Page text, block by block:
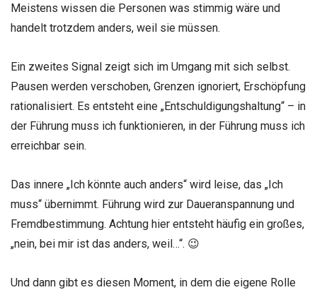
Meistens wissen die Personen was stimmig wäre und
handelt trotzdem anders, weil sie müssen.
Ein zweites Signal zeigt sich im Umgang mit sich selbst.
Pausen werden verschoben, Grenzen ignoriert, Erschöpfung
rationalisiert. Es entsteht eine „Entschuldigungshaltung“ – in
der Führung muss ich funktionieren, in der Führung muss ich
erreichbar sein.
Das innere „Ich könnte auch anders“ wird leise, das „Ich
muss“ übernimmt. Führung wird zur Daueranspannung und
Fremdbestimmung. Achtung hier entsteht häufig ein großes,
„nein, bei mir ist das anders, weil…“. 😉
Und dann gibt es diesen Moment, in dem die eigene Rolle